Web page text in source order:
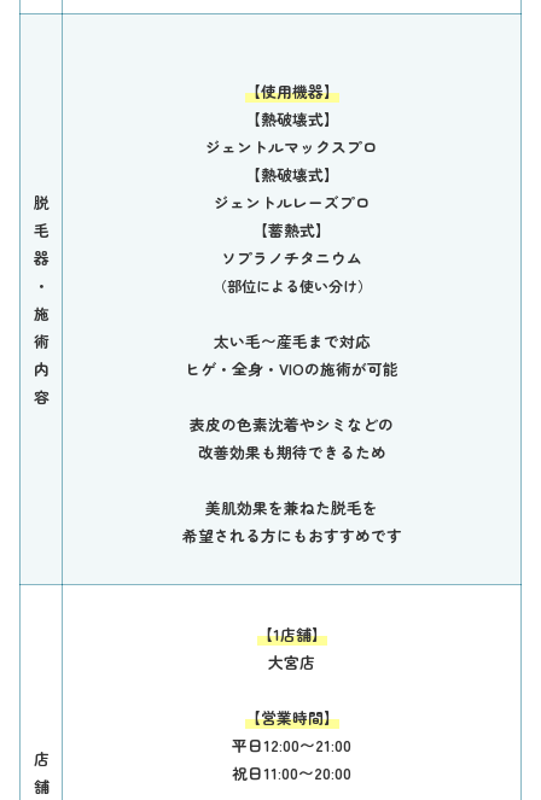
脱
毛
器
・
施
術
内
容
【使用機器】
【熱破壊式】
ジェントルマックスプロ
【熱破壊式】
ジェントルレーズプロ
【蓄熱式】
ソプラノチタニウム
（部位による使い分け）
太い毛〜産毛まで対応
ヒゲ・全身・VIOの施術が可能
表皮の色素沈着やシミなどの
改善効果も期待できるため
美肌効果を兼ねた脱毛を
希望される方にもおすすめです
店
舗
【1店舗】
大宮店
【営業時間】
平日12:00〜21:00
祝日11:00〜20:00